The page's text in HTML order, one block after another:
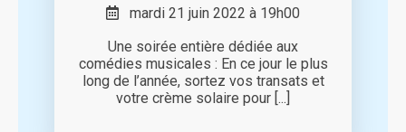
mardi 21 juin 2022 à 19h00
Une soirée entière dédiée aux
comédies musicales : En ce jour le plus
long de l’année, sortez vos transats et
votre crème solaire pour [...]